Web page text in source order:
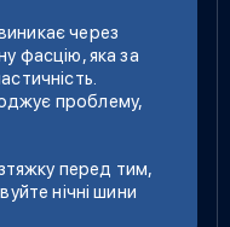
через
фасцію, яка за
проблему,
перед тим,
нічні шини